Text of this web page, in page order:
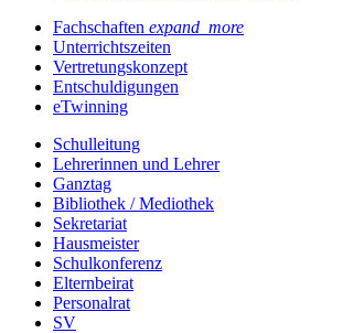
Fachschaften expand_more
Unterrichtszeiten
Vertretungskonzept
Entschuldigungen
eTwinning
Schulleitung
Lehrerinnen und Lehrer
Ganztag
Bibliothek / Mediothek
Sekretariat
Hausmeister
Schulkonferenz
Elternbeirat
Personalrat
SV